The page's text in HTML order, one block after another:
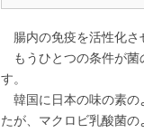
腸内の免疫を活性化さ
もうひとつの条件が菌
す。
韓国に日本の味の素の
たが、マクロビ乳酸菌の